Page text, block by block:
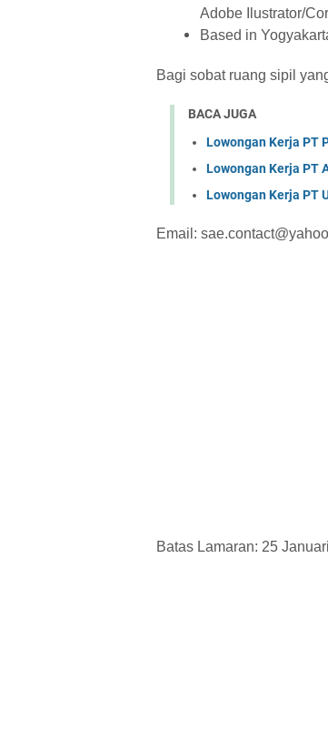
Adobe Ilustrator/
Based in
Bagi sobat ruang sipil
BACA JUGA
Lowongan Kerja PT
Lowongan Kerja PT
Lowongan Kerja PT
Email:
Batas Lamaran: 25